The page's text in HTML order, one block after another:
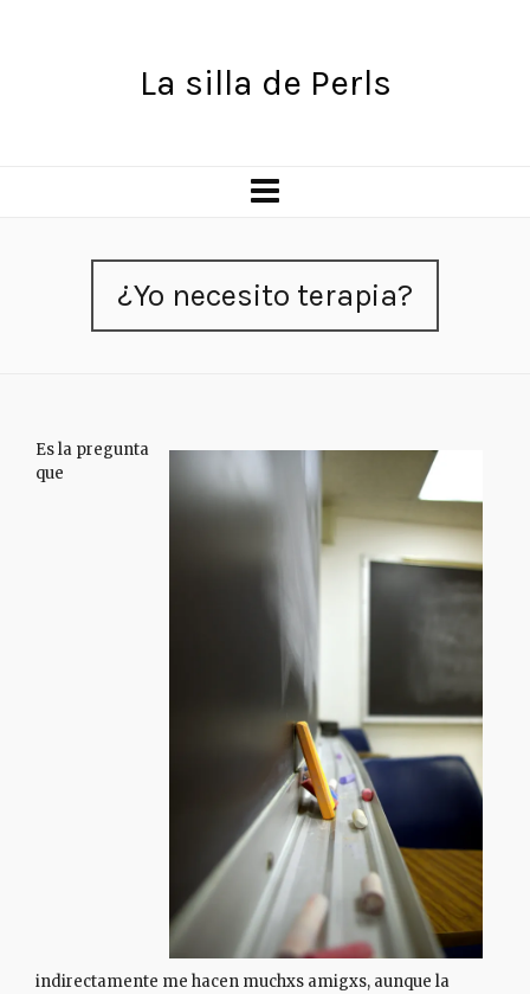
La silla de Perls
¿Yo necesito terapia?
Es la pregunta
que
indirectamente me hacen muchxs amigxs, aunque la